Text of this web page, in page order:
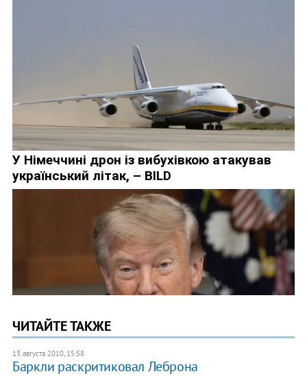
ЧИТАЙТЕ ТАКЖЕ
13 августа 2010, 15:58
Баркли раскритиковал Леброна